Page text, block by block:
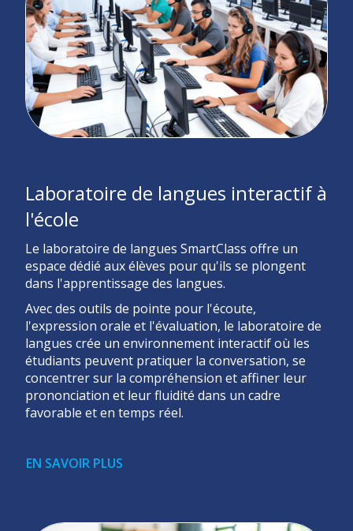
Laboratoire de langues interactif à
l'école
Le laboratoire de langues SmartClass offre un
espace dédié aux élèves pour qu'ils se plongent
dans l'apprentissage des langues.
Avec des outils de pointe pour l'écoute,
l'expression orale et l'évaluation, le laboratoire de
langues crée un environnement interactif où les
étudiants peuvent pratiquer la conversation, se
concentrer sur la compréhension et affiner leur
prononciation et leur fluidité dans un cadre
favorable et en temps réel.
EN SAVOIR PLUS